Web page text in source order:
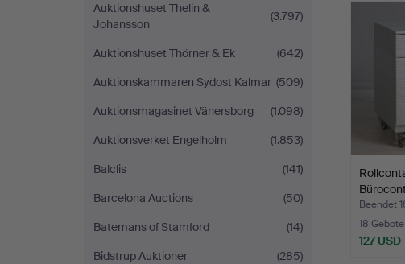
Auktionshuset Thelin &
Johansson
(3.797)
Auktionshuset Thörner & Ek
(642)
Auktionskammaren Sydost Kalmar (509)
Auktionsmagasinet Vänersborg
(1.098)
Auktionsverket Engelholm
(1.853)
Balclis
(141)
Barcelona Auctions
(50)
Batemans of Stamford
(14)
Bidstrup Auktioner
(285)
Beendet
18 Gebote
127 USD